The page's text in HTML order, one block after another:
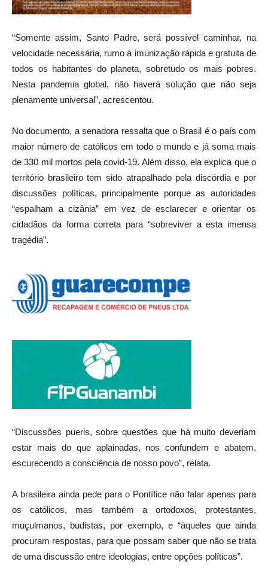
“Somente assim, Santo Padre, será possível caminhar, na
velocidade necessária, rumo à imunização rápida e gratuita de
todos os habitantes do planeta, sobretudo os mais pobres.
Nesta pandemia global, não haverá solução que não seja
plenamente universal”, acrescentou.
No documento, a senadora ressalta que o Brasil é o país com
maior número de católicos em todo o mundo e já soma mais
de 330 mil mortos pela covid-19. Além disso, ela explica que o
território brasileiro tem sido atrapalhado pela discórdia e por
discussões políticas, principalmente porque as autoridades
“espalham a cizânia” em vez de esclarecer e orientar os
cidadãos da forma correta para “sobreviver a esta imensa
tragédia”.
“Discussões pueris, sobre questões que há muito deveriam
estar mais do que aplainadas, nos confundem e abatem,
escurecendo a consciência de nosso povo”, relata.
A brasileira ainda pede para o Pontífice não falar apenas para
os católicos, mas também a ortodoxos, protestantes,
muçulmanos, budistas, por exemplo, e “àqueles que ainda
procuram respostas, para que possam saber que não se trata
de uma discussão entre ideologias, entre opções políticas”.